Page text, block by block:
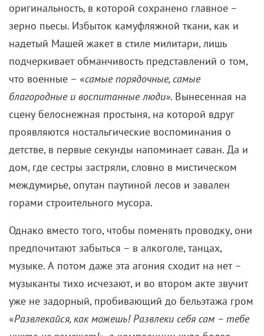
оригинальность, в которой сохранено главное –
зерно пьесы. Избыток камуфляжной ткани, как и
надетый Машей жакет в стиле милитари, лишь
подчеркивает обманчивость представлений о том,
что военные – «самые порядочные, самые
благородные и воспитанные люди». Вынесенная на
сцену белоснежная простыня, на которой вдруг
проявляются ностальгические воспоминания о
детстве, в первые секунды напоминает саван. Да и
дом, где сестры застряли, словно в мистическом
междумирье, опутан паутиной лесов и завален
горами строительного мусора.
Однако вместо того, чтобы поменять проводку, они
предпочитают забыться – в алкоголе, танцах,
музыке. А потом даже эта агония сходит на нет –
музыканты тихо исчезают, и во втором акте звучит
уже не задорный, пробивающий до бельэтажа гром
«Развлекайся, как можешь! Развлеки себя сам – тебе